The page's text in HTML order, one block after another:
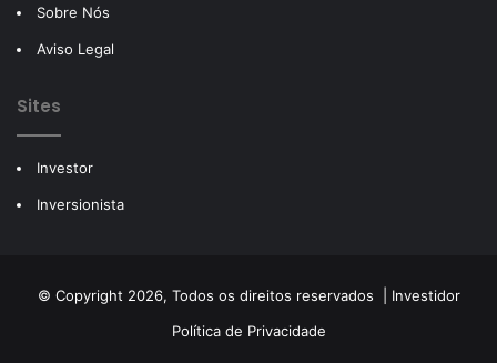
Sobre Nós
Aviso Legal
Sites
Investor
Inversionista
© Copyright 2026, Todos os direitos reservados | Investidor
Política de Privacidade